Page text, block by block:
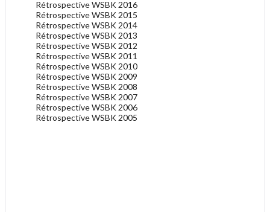
Rétrospective WSBK 2016
Rétrospective WSBK 2015
Rétrospective WSBK 2014
Rétrospective WSBK 2013
Rétrospective WSBK 2012
Rétrospective WSBK 2011
Rétrospective WSBK 2010
Rétrospective WSBK 2009
Rétrospective WSBK 2008
Rétrospective WSBK 2007
Rétrospective WSBK 2006
Rétrospective WSBK 2005